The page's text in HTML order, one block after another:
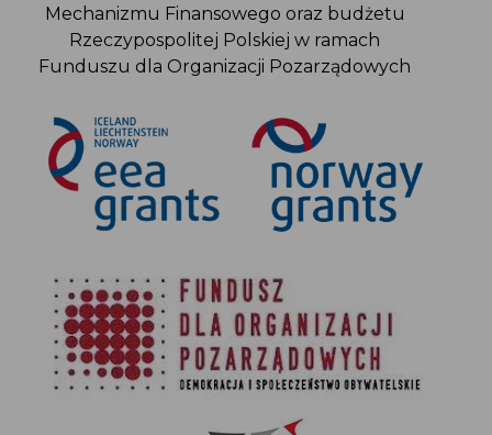
Mechanizmu Finansowego oraz budżetu
Rzeczypospolitej Polskiej w ramach
Funduszu dla Organizacji Pozarządowych